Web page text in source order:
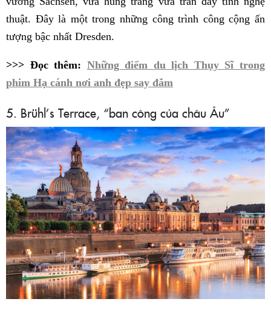
thuật. Đây là một trong những công trình công cộng ấn
tượng bậc nhất Dresden.
>>> Đọc thêm: Những điểm du lịch Thụy Sĩ trong
phim Hạ cánh nơi anh đẹp say đắm
5. Brühl’s Terrace, “ban công của châu Âu”